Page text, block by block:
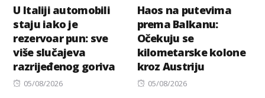
U Italiji automobili
staju iako je
rezervoar pun: sve
više slučajeva
razrijeđenog goriva
Posted
05/08/2026
Haos na putevima
prema Balkanu:
Očekuju se
kilometarske kolone
kroz Austriju
Posted
05/08/2026